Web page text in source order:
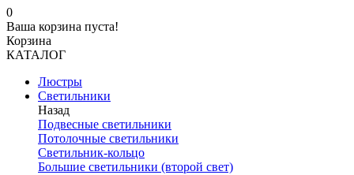
0
Ваша корзина пуста!
Корзина
КАТАЛОГ
Люстры
Светильники
Назад
Подвесные светильники
Потолочные светильники
Светильник-кольцо
Большие светильники (второй свет)